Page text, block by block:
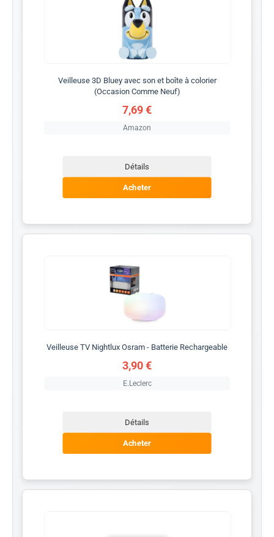
Veilleuse 3D Bluey avec son et boîte à colorier
(Occasion Comme Neuf)
7,69 €
Amazon
Détails
Acheter
Veilleuse TV Nightlux Osram - Batterie Rechargeable
3,90 €
E.Leclerc
Détails
Acheter